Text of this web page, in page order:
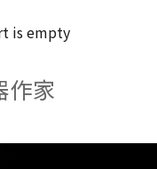
is empty
作家